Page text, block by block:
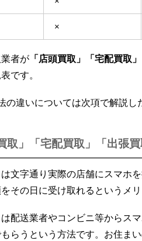
×
業者が 「店頭買取」「宅配買取
です。
の違いについては次項で解説し
取」「宅配買取」「出張
は文字通り実際の店舗にスマホ
その日に受け取れるというメリ
は配送業者やコンビニ等からス
らうという方法です。お住ま